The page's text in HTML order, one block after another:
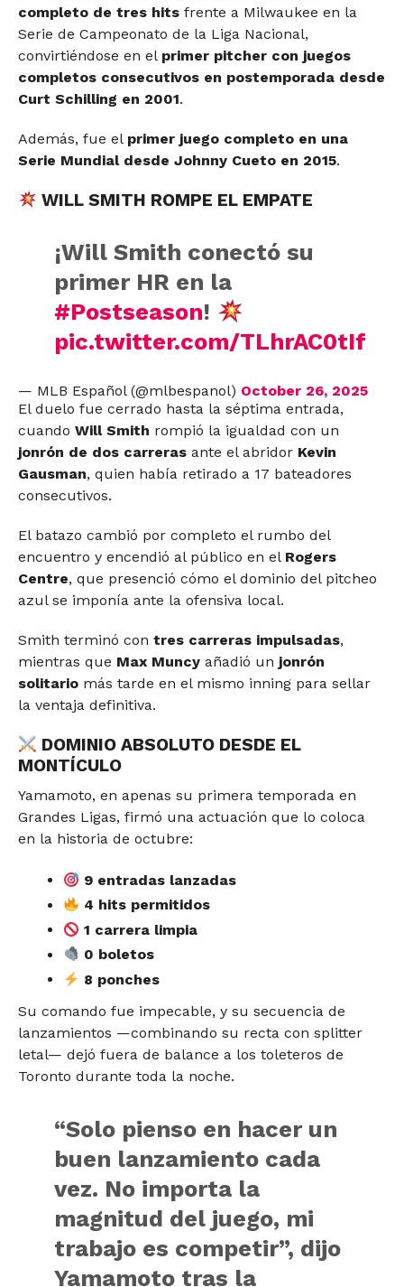
completo de tres hitsfrente a Milwaukee en la
Serie de Campeonato de la Liga Nacional,
convirtiéndose en el primer pitcher con juegos
completos consecutivos en postemporada desde
Curt Schilling en 2001.
Además, fue el primer juego completo en una
Serie Mundial desde Johnny Cueto en 2015.
WILL SMITH ROMPE EL EMPATE
¡Will Smith conectó su
primer HR en la
#Postseason!
pic.twitter.com/TLhrAC0tIf
— MLB Español (@mlbespanol) October 26, 2025
El duelo fue cerrado hasta la séptima entrada,
cuando Will Smith rompió la igualdad con un
jonrón de dos carrerasante el abridor Kevin
Gausman, quien había retirado a 17 bateadores
consecutivos.
El batazo cambió por completo el rumbo del
encuentro y encendió al público en el Rogers
Centre, que presenció cómo el dominio del pitcheo
azul se imponía ante la ofensiva local.
Smith terminó con tres carreras impulsadas,
mientras que Max Muncyañadió un jonrón
solitariomás tarde en el mismo inning para sellar
la ventaja definitiva.
DOMINIO ABSOLUTO DESDE EL
MONTÍCULO
Yamamoto, en apenas su primera temporada en
Grandes Ligas, firmó una actuación que lo coloca
en la historia de octubre:
9 entradas lanzadas
4 hits permitidos
1 carrera limpia
0 boletos
8 ponches
Su comando fue impecable, y su secuencia de
lanzamientos —combinando su recta con splitter
letal— dejó fuera de balance a los toleteros de
Toronto durante toda la noche.
“Solo pienso en hacer un
buen lanzamiento cada
vez. No importa la
magnitud del juego, mi
trabajo es competir”, dijo
Yamamoto tras la